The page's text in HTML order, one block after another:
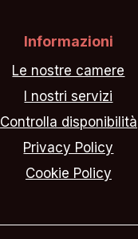
Informazioni
Le nostre camere
I nostri servizi
Controlla disponibilità
Privacy Policy
Cookie Policy